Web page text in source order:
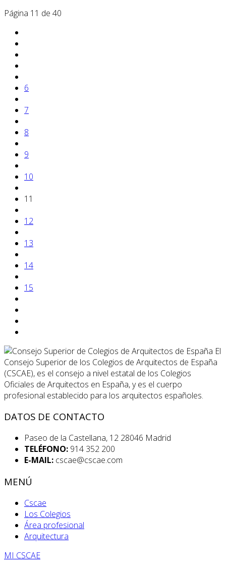
Página 11 de 40
6
7
8
9
10
11
12
13
14
15
El
Consejo Superior de los Colegios de Arquitectos de España
(CSCAE), es el consejo a nivel estatal de los Colegios
Oficiales de Arquitectos en España, y es el cuerpo
profesional establecido para los arquitectos españoles.
DATOS DE CONTACTO
Paseo de la Castellana, 12 28046 Madrid
TELÉFONO: 914 352 200
E-MAIL: cscae@cscae.com
MENÚ
Cscae
Los Colegios
Área profesional
Arquitectura
MI CSCAE